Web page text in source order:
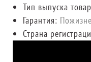
Тип выпуска
Гарантия:
Страна